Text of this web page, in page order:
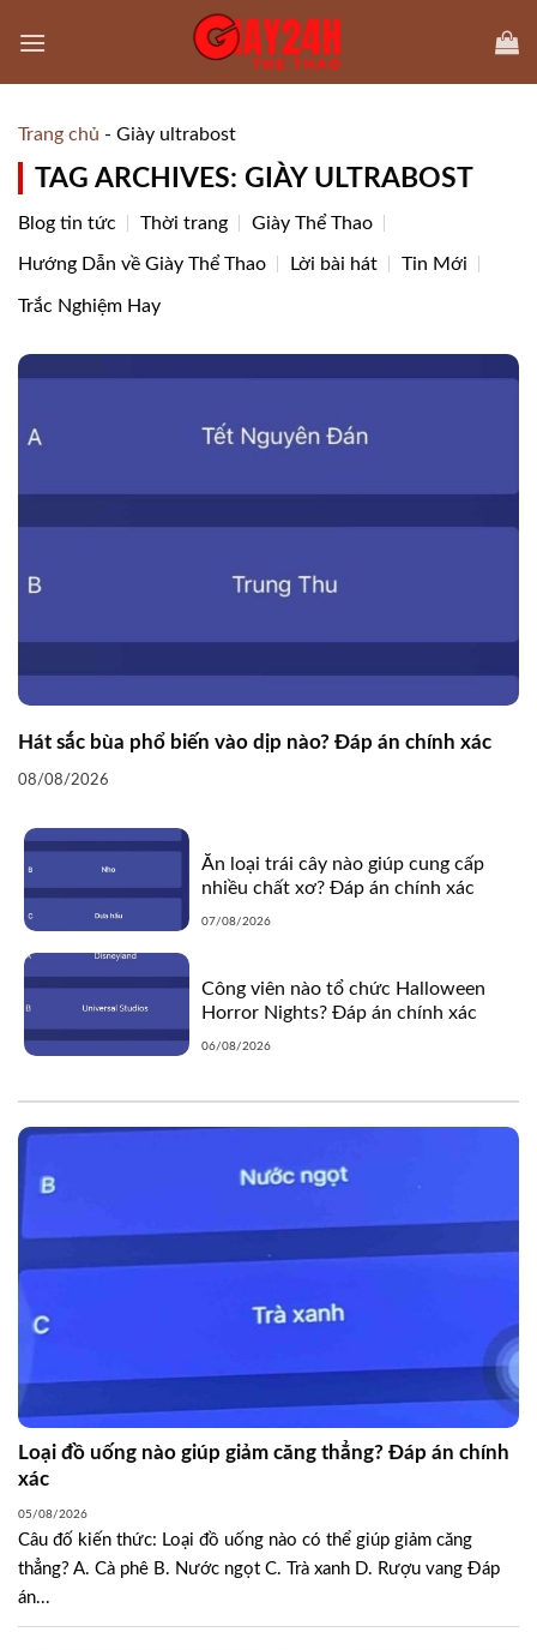
Trang chủ - Giày ultrabost
TAG ARCHIVES: GIÀY ULTRABOST
Blog tin tức Thời trang Giày Thể Thao
Hướng Dẫn về Giày Thể Thao Lời bài hát Tin Mới
Trắc Nghiệm Hay
Hát sắc bùa phổ biến vào dịp nào? Đáp án chính xác
08/08/2026
Ăn loại trái cây nào giúp cung cấp
nhiều chất xơ? Đáp án chính xác
07/08/2026
Công viên nào tổ chức Halloween
Horror Nights? Đáp án chính xác
06/08/2026
Loại đồ uống nào giúp giảm căng thẳng? Đáp án chính
xác
05/08/2026
Câu đố kiến thức: Loại đồ uống nào có thể giúp giảm căng
thẳng? A. Cà phê B. Nước ngọt C. Trà xanh D. Rượu vang Đáp
án...